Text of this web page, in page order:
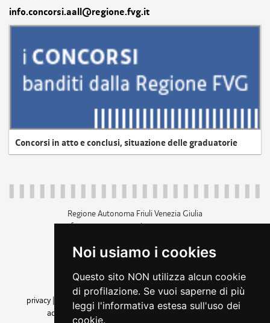
Noi usiamo i cookies
Questo sito NON utilizza alcun cookie
di profilazione. Se vuoi saperne di più
leggi l'informativa estesa sull'uso dei
cookie.
info.concorsi.aall@regione.fvg.it
Concorsi in atto e conclusi, situazione delle graduatorie
Regione Autonoma Friuli Venezia Giulia
c.f. 80014930327; p.iva 00526040324
+39 040 3771111
amministrazione trasparente
privacy
cookie |note legali accessibilità
dichiarazione di
accessibilità| feedback cambio preferenze cookie